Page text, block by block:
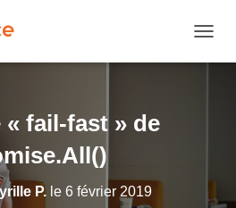
« fail-fast » de
P. le 6 février 2019